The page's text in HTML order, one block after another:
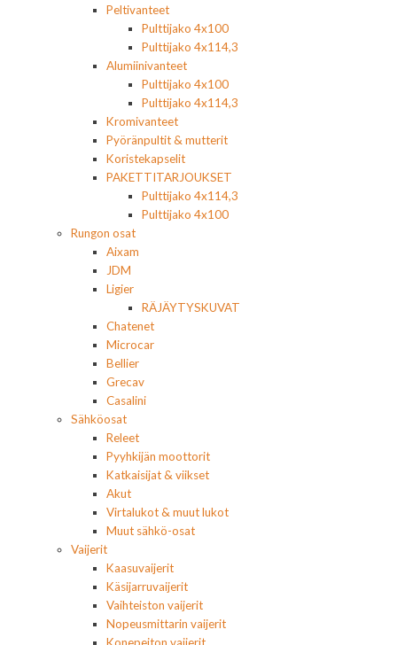
Peltivanteet
Pulttijako 4x100
Pulttijako 4x114,3
Alumiinivanteet
Pulttijako 4x100
Pulttijako 4x114,3
Kromivanteet
Pyöränpultit & mutterit
Koristekapselit
PAKETTITARJOUKSET
Pulttijako 4x114,3
Pulttijako 4x100
Rungon osat
Aixam
JDM
Ligier
RÄJÄYTYSKUVAT
Chatenet
Microcar
Bellier
Grecav
Casalini
Sähköosat
Releet
Pyyhkijän moottorit
Katkaisijat & viikset
Akut
Virtalukot & muut lukot
Muut sähkö-osat
Vaijerit
Kaasuvaijerit
Käsijarruvaijerit
Vaihteiston vaijerit
Nopeusmittarin vaijerit